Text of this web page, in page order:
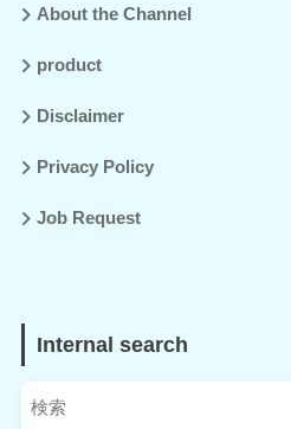
About the Channel
product
Disclaimer
Privacy Policy
Job Request
Internal search